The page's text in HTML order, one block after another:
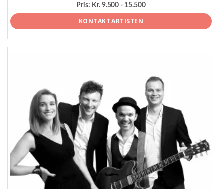
Pris: Kr. 9.500 - 15.500
KONTAKT ARTISTEN